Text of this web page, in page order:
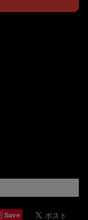
Save